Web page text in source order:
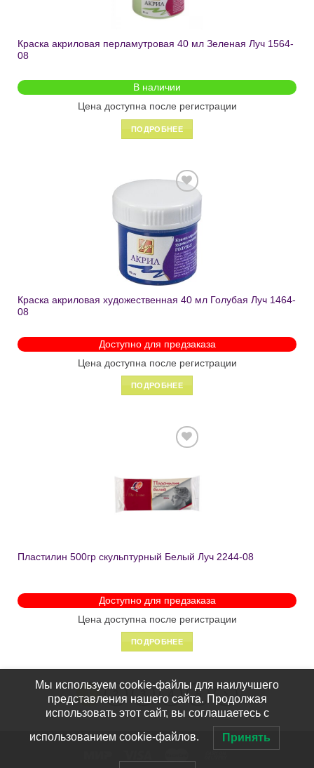
Краска акриловая перламутровая 40 мл Зеленая Луч 1564-
08
В наличии
Цена доступна после регистрации
ПОДРОБНЕЕ
в список
желаний
Краска акриловая художественная 40 мл Голубая Луч 1464-
08
Доступно для предзаказа
Цена доступна после регистрации
ПОДРОБНЕЕ
желаний
Пластилин 500гр скульптурный Белый Луч 2244-08
Доступно для предзаказа
Цена доступна после регистрации
ПОДРОБНЕЕ
1 2 3 4 5
Мы используем cookie-файлы для наилучшего
представления нашего сайта. Продолжая
использовать этот сайт, вы соглашаетесь с
использованием cookie-файлов. Принять